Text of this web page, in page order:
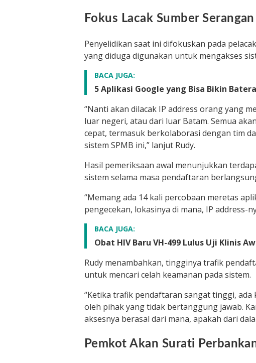
Fokus Lacak Sumber
Penyelidikan saat ini difokuskan pada
yang diduga digunakan untuk mengakses
BACA JUGA:
5 Aplikasi Google yang Bisa Bikin
“Nanti akan dilacak IP address orang yang
luar negeri, atau dari luar Batam. Semua
cepat, termasuk berkolaborasi dengan tim
sistem SPMB ini,” lanjut Rudy.
Hasil pemeriksaan awal menunjukkan
sistem selama masa pendaftaran
“Memang ada 14 kali percobaan meretas
pengecekan, lokasinya di mana, IP address-
BACA JUGA:
Obat HIV Baru VH-499 Lulus Uji Klinis
Rudy menambahkan, tingginya trafik
untuk mencari celah keamanan pada sistem.
“Ketika trafik pendaftaran sangat tinggi,
oleh pihak yang tidak bertanggung jawab.
aksesnya berasal dari mana, apakah dari
Pemkot Akan Surati